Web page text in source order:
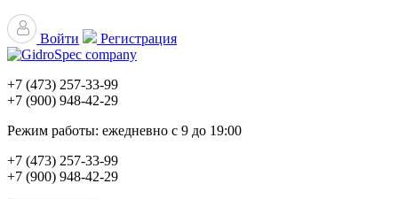
Войти Регистрация
+7 (473) 257-33-99
+7 (900) 948-42-29
Режим работы: ежедневно с 9 до 19:00
+7 (473) 257-33-99
+7 (900) 948-42-29